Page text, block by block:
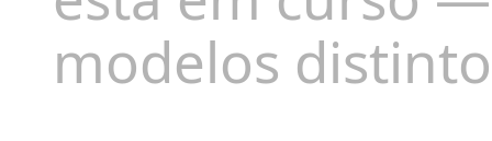
modelos